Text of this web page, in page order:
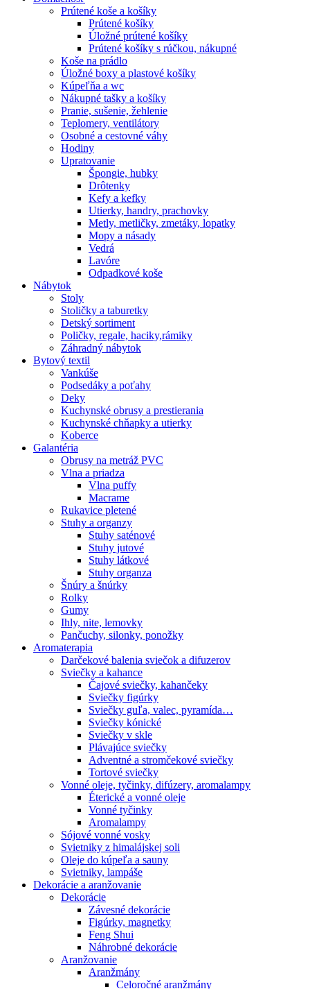
Prútené koše a košíky
Prútené košíky
Úložné prútené košíky
Prútené košíky s rúčkou, nákupné
Koše na prádlo
Úložné boxy a plastové košíky
Kúpeľňa a wc
Nákupné tašky a košíky
Pranie, sušenie, žehlenie
Teplomery, ventilátory
Osobné a cestovné váhy
Hodiny
Upratovanie
Špongie, hubky
Drôtenky
Kefy a kefky
Utierky, handry, prachovky
Metly, metličky, zmetáky, lopatky
Mopy a násady
Vedrá
Lavóre
Odpadkové koše
Nábytok
Stoly
Stoličky a taburetky
Detský sortiment
Poličky, regale, haciky,rámiky
Záhradný nábytok
Bytový textil
Vankúše
Podsedáky a poťahy
Deky
Kuchynské obrusy a prestierania
Kuchynské chňapky a utierky
Koberce
Galantéria
Obrusy na metráž PVC
Vlna a priadza
Vlna puffy
Macrame
Rukavice pletené
Stuhy a organzy
Stuhy saténové
Stuhy jutové
Stuhy látkové
Stuhy organza
Šnúry a šnúrky
Rolky
Gumy
Ihly, nite, lemovky
Pančuchy, silonky, ponožky
Aromaterapia
Darčekové balenia sviečok a difuzerov
Sviečky a kahance
Čajové sviečky, kahančeky
Sviečky figúrky
Sviečky guľa, valec, pyramída…
Sviečky kónické
Sviečky v skle
Plávajúce sviečky
Adventné a stromčekové sviečky
Tortové sviečky
Vonné oleje, tyčinky, difúzery, aromalampy
Éterické a vonné oleje
Vonné tyčinky
Aromalampy
Sójové vonné vosky
Svietniky z himalájskej soli
Oleje do kúpeľa a sauny
Svietniky, lampáše
Dekorácie a aranžovanie
Dekorácie
Závesné dekorácie
Figúrky, magnetky
Feng Shui
Náhrobné dekorácie
Aranžovanie
Aranžmány
Celoročné aranžmány